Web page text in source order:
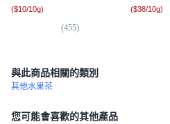
($10/10g)
(455)
($38/10g)
與此商品相關的類別
其他水果茶
您可能會喜歡的其他產品